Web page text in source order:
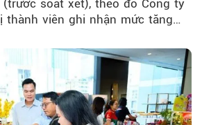
soát xét), theo đó Công ty
thành viên ghi nhận mức tăng